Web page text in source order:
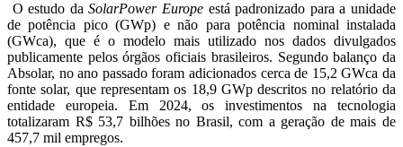
O estudo daSolarPower Europe está padronizado para a unidade
de potência pico (GWp) e não para potência nominal instalada
(GWca), que é o modelo mais utilizado nos dados divulgados
publicamente pelos órgãos oficiais brasileiros. Segundo balanço da
Absolar, no ano passado foram adicionados cerca de 15,2 GWca da
fonte solar, que representam os 18,9 GWp descritos no relatório da
entidade europeia. Em 2024, os investimentos na tecnologia
totalizaram R$ 53,7 bilhões no Brasil, com a geração de mais de
457,7 mil empregos.